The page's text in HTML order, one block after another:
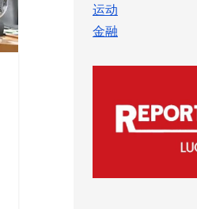
运动
金融